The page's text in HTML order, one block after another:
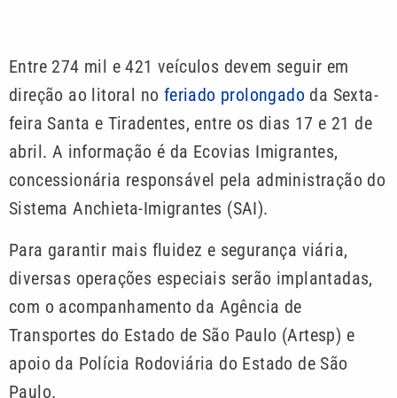
Entre 274 mil e 421 veículos devem seguir em
direção ao litoral no feriado prolongado da Sexta-
feira Santa e Tiradentes, entre os dias 17 e 21 de
abril. A informação é da Ecovias Imigrantes,
concessionária responsável pela administração do
Sistema Anchieta-Imigrantes (SAI).
Para garantir mais fluidez e segurança viária,
diversas operações especiais serão implantadas,
com o acompanhamento da Agência de
Transportes do Estado de São Paulo (Artesp) e
apoio da Polícia Rodoviária do Estado de São
Paulo.